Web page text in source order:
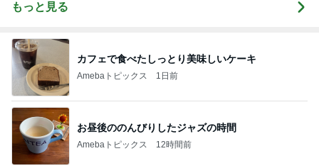
もっと見る
カフェで食べたしっとり美味しいケーキ
Amebaトピックス 1日前
お昼後ののんびりしたジャズの時間
Amebaトピックス 12時間前